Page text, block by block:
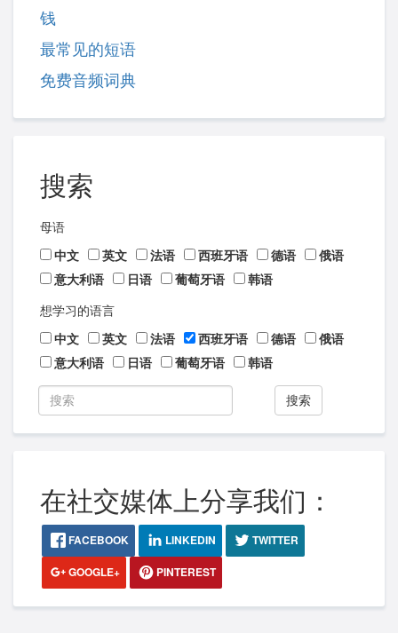
钱
最常见的短语
免费音频词典
搜索
母语
中文
英文 法语 西班牙语 德语
俄语
意大利语
日语 葡萄牙语 韩语
想学习的语言
中文
英文 法语 西班牙语 德语
俄语
意大利语
日语 葡萄牙语 韩语
搜索
在社交媒体上分享我们：
FACEBOOK LINKEDIN
TWITTER
GOOGLE+
PINTEREST